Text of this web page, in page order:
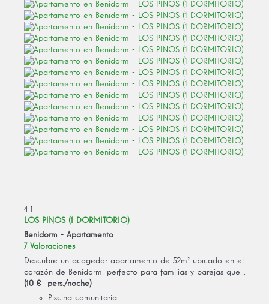
4 1
LOS PINOS (1 DORMITORIO)
Benidorm - Apartamento
7 Valoraciones
Descubre un acogedor apartamento de 52m² ubicado en el
corazón de Benidorm, perfecto para familias y parejas que...
(10 € pers./noche)
Piscina comunitaria